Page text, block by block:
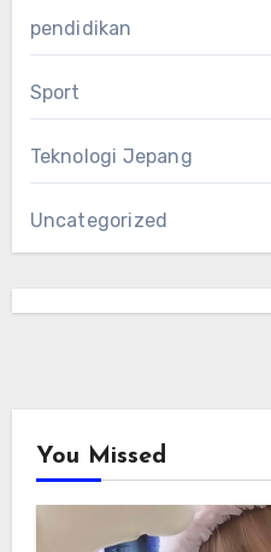
pendidikan
Sport
Teknologi Jepang
Uncategorized
You Missed